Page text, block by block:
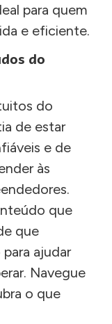
para quem
e eficiente.
do
do
de estar
e de
às
que
que
ajudar
Navegue
o que